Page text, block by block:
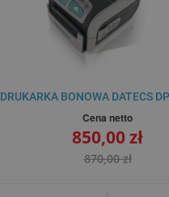
DRUKARKA BONOWA DATECS
Cena netto
850,00 zł
870,00 zł